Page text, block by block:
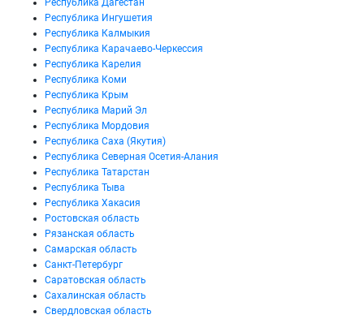
Республика Дагестан
Республика Ингушетия
Республика Калмыкия
Республика Карачаево-Черкессия
Республика Карелия
Республика Коми
Республика Крым
Республика Марий Эл
Республика Мордовия
Республика Саха (Якутия)
Республика Северная Осетия-Алания
Республика Татарстан
Республика Тыва
Республика Хакасия
Ростовская область
Рязанская область
Самарская область
Санкт-Петербург
Саратовская область
Сахалинская область
Свердловская область